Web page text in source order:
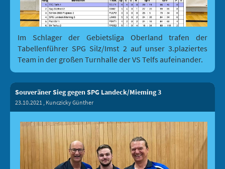
Im Schlager der Gebietsliga Oberland trafen der
Tabellenführer SPG Silz/Imst 2 auf unser 3.plaziertes
Team in der großen Turnhalle der VS Telfs aufeinander.
Souveräner Sieg gegen SPG Landeck/Mieming 3
23.10.2021 , Kunczicky Günther